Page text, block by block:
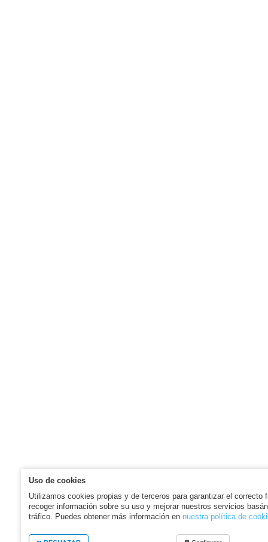
Uso de cookies
Utilizamos cookies propias y de terceros para garantizar el correcto
recoger información sobre su uso y mejorar nuestros servicios
tráfico. Puedes obtener más información en nuestra política de